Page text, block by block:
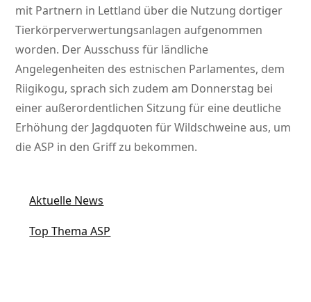
mit Partnern in Lettland über die Nutzung dortiger
Tierkörperverwertungsanlagen aufgenommen
worden. Der Ausschuss für ländliche
Angelegenheiten des estnischen Parlamentes, dem
Riigikogu, sprach sich zudem am Donnerstag bei
einer außerordentlichen Sitzung für eine deutliche
Erhöhung der Jagdquoten für Wildschweine aus, um
die ASP in den Griff zu bekommen.
Aktuelle News
Top Thema ASP